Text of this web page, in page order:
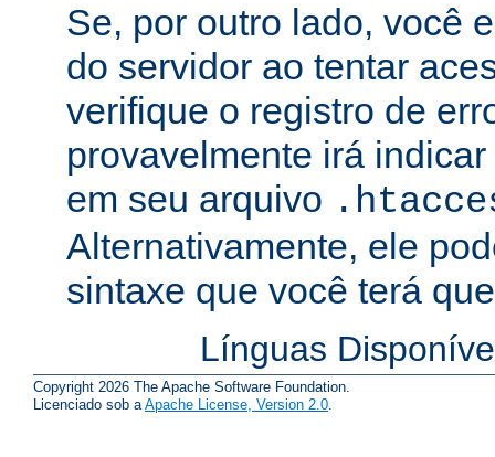
Se, por outro lado, você
do servidor ao tentar
verifique o registro de
provavelmente irá
em seu arquivo
Alternativamente, ele
sintaxe que você terá
Línguas
Copyright 2026 The Apache Software Foundation.
Licenciado sob a Apache License, Version 2.0